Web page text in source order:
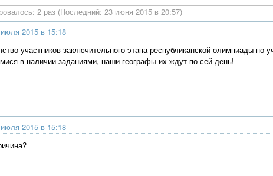
2 раз (Последний: 23 июня 2015 в 20:57)
2015 в 15:18
участников заключительного этапа республиканской олимпиады по
в наличии заданиями, наши географы их ждут по сей день!
2015 в 15:18